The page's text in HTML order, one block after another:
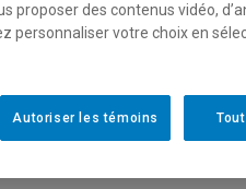
après
proposer des contenus vidéo,
personnaliser votre choix en
Autoriser les témoins